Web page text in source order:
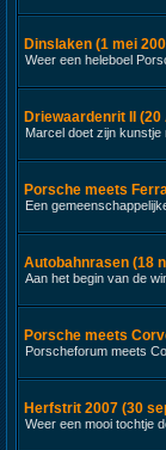
Dinslaken (1 mei
Weer een heleboel
Driewaardenrit II
Marcel doet zijn kunstje
Porsche meets
Een
Autobahnrasen (18
Aan het begin van de
Porsche meets
Porscheforum meets
Herfstrit 2007 (30
Weer een mooi tochtje